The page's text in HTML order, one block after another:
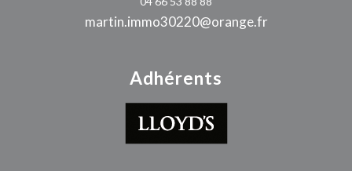
martin.immo30220@orange.fr
Adhérents